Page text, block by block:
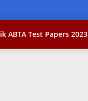
ABTA Test Papers 2023